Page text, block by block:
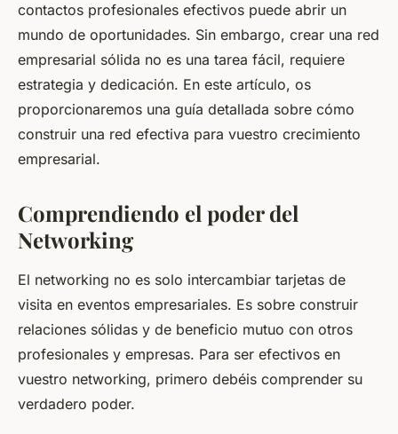
contactos profesionales efectivos puede abrir un
mundo de oportunidades. Sin embargo, crear una red
empresarial sólida no es una tarea fácil, requiere
estrategia y dedicación. En este artículo, os
proporcionaremos una guía detallada sobre cómo
construir una red efectiva para vuestro crecimiento
empresarial.
Comprendiendo el poder del
Networking
El networking no es solo intercambiar tarjetas de
visita en eventos empresariales. Es sobre construir
relaciones sólidas y de beneficio mutuo con otros
profesionales y empresas. Para ser efectivos en
vuestro networking, primero debéis comprender su
verdadero poder.